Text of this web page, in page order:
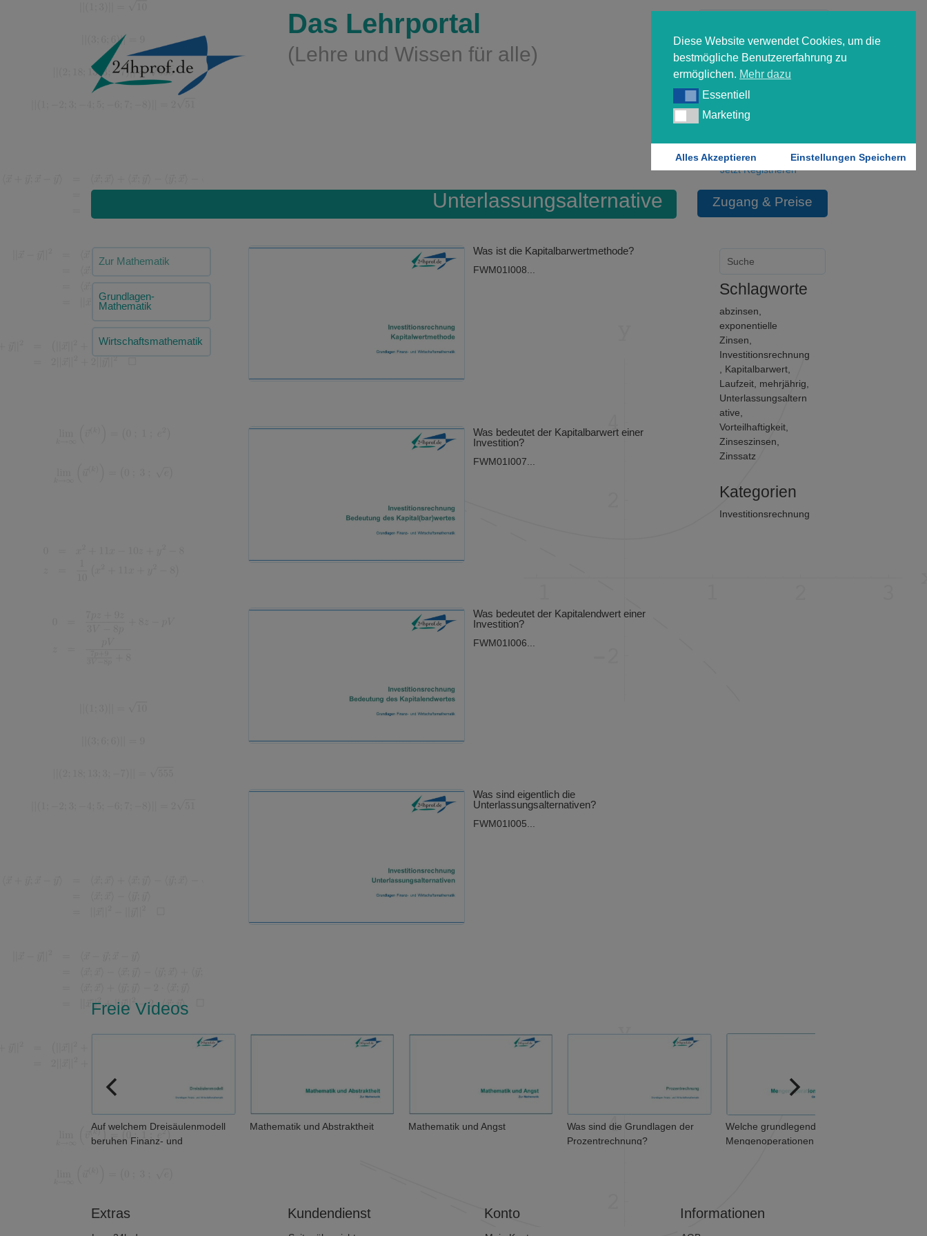
Diese Website verwendet Cookies, um die
bestmögliche Benutzererfahrung zu
ermöglichen. Mehr dazu
EssentiellEssentiell
MarketingMarketing
Alles Akzeptieren Einstellungen Speichern
Das Lehrportal
(Lehre und Wissen für alle)
Forgot your password?
Jetzt Registrieren
Unterlassungsalternative Zugang & Preise
Zur Mathematik
Grundlagen-
Mathematik
Wirtschaftsmathematik
Was ist die Kapitalbarwertmethode?
FWM01I008...
Was bedeutet der Kapitalbarwert einer
Investition?
FWM01I007...
Was bedeutet der Kapitalendwert einer
Investition?
FWM01I006...
Was sind eigentlich die
Unterlassungsalternativen?
FWM01I005...
Schlagworte
abzinsen,
exponentielle
Zinsen,
Investitionsrechnung
, Kapitalbarwert,
Laufzeit, mehrjährig,
Unterlassungsaltern
ative,
Vorteilhaftigkeit,
Zinseszinsen,
Zinssatz
Kategorien
Investitionsrechnung
Freie Videos
Auf welchem Dreisäulenmodell
beruhen Finanz- und
Mathematik und Abstraktheit Mathematik und Angst
Was sind die Grundlagen der
Prozentrechnung?
Welche grundlegenden
Mengenoperationen
Extras Kundendienst Konto Informationen